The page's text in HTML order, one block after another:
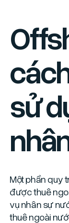
sử
Một phần quy
được thuê
vụ nhân sự
thuê ngoài